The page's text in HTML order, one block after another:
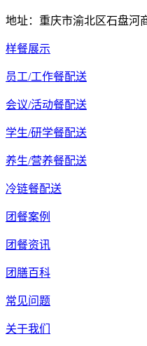
地址：重庆市渝北区石盘河
样餐展示
员工/工作餐配送
会议/活动餐配送
学生/研学餐配送
养生/营养餐配送
冷链餐配送
团餐案例
团餐资讯
团膳百科
常见问题
关于我们